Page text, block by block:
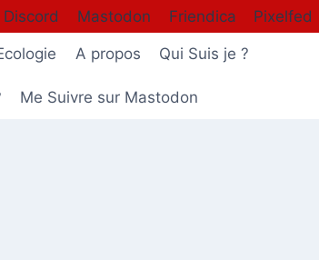
Discord Mastodon Friendica Pixelfed
A propos Qui Suis je ?
Me Suivre sur Mastodon